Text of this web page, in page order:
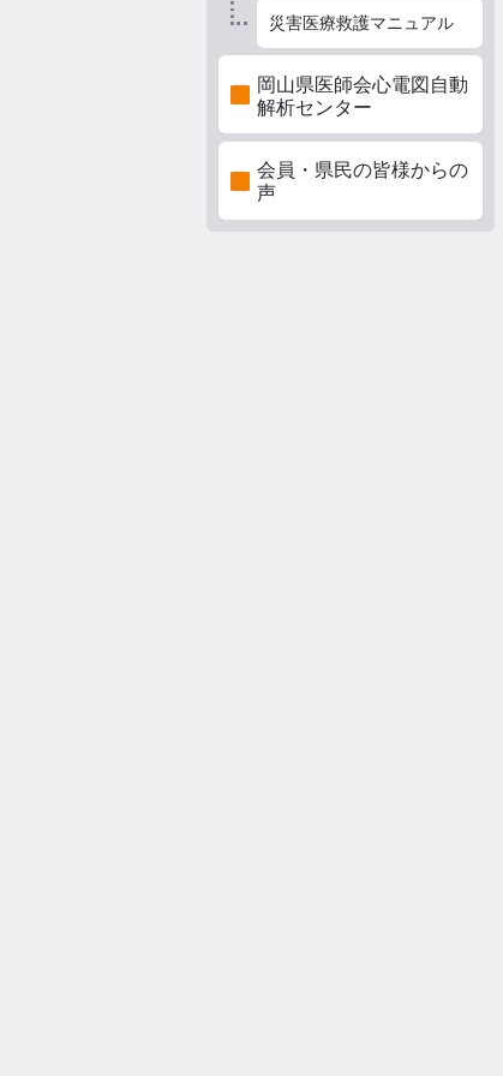
災害医療救護マニュアル
岡山県医師会心電図自動
解析センター
会員・県民の皆様からの
声